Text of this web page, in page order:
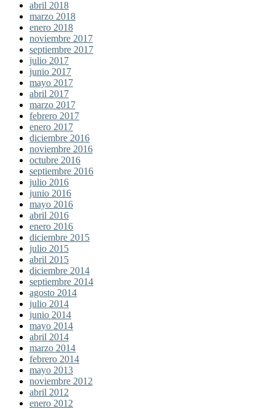
abril 2018
marzo 2018
enero 2018
noviembre 2017
septiembre 2017
julio 2017
junio 2017
mayo 2017
abril 2017
marzo 2017
febrero 2017
enero 2017
diciembre 2016
noviembre 2016
octubre 2016
septiembre 2016
julio 2016
junio 2016
mayo 2016
abril 2016
enero 2016
diciembre 2015
julio 2015
abril 2015
diciembre 2014
septiembre 2014
agosto 2014
julio 2014
junio 2014
mayo 2014
abril 2014
marzo 2014
febrero 2014
mayo 2013
noviembre 2012
abril 2012
enero 2012